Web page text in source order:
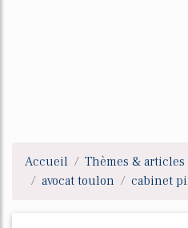
Accueil
Thèmes & articles
avocat toulon
cabinet